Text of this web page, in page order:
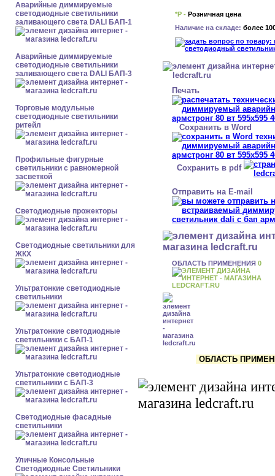
Аварийные диммируемые
светодиодные светильники
заливающего света DALI БАП-1
Аварийные диммируемые
светодиодные светильники
заливающего света DALI БАП-3
Торговые модульные
светодиодные светильники
ритейл
Профильные фигурные
светильники с равномерной
засветкой
Светодиодные прожекторы
Светодиодные светильники для
ЖКХ
Ультратонкие светодиодные
светильники
Ультратонкие светодиодные
светильники с БАП-1
Ультратонкие светодиодные
светильники с БАП-3
Светодиодные фасадные
светильники
Уличные Консольные
Светодиодные Светильники
*Р - Розничная цена
Наличие на складе: более
Печать
Сохранить в Word
Сохранить в pdf
Отправить на E-mail
ОБЛАСТЬ ПРИМЕНЕНИЯ 0
ОБЛАСТЬ